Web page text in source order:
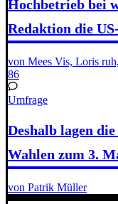
Hochbetrieb bei
Redaktion die
von Mees Vis, Loris
86
Umfrage
Deshalb lagen
Wahlen zum 3.
von Patrik Müller